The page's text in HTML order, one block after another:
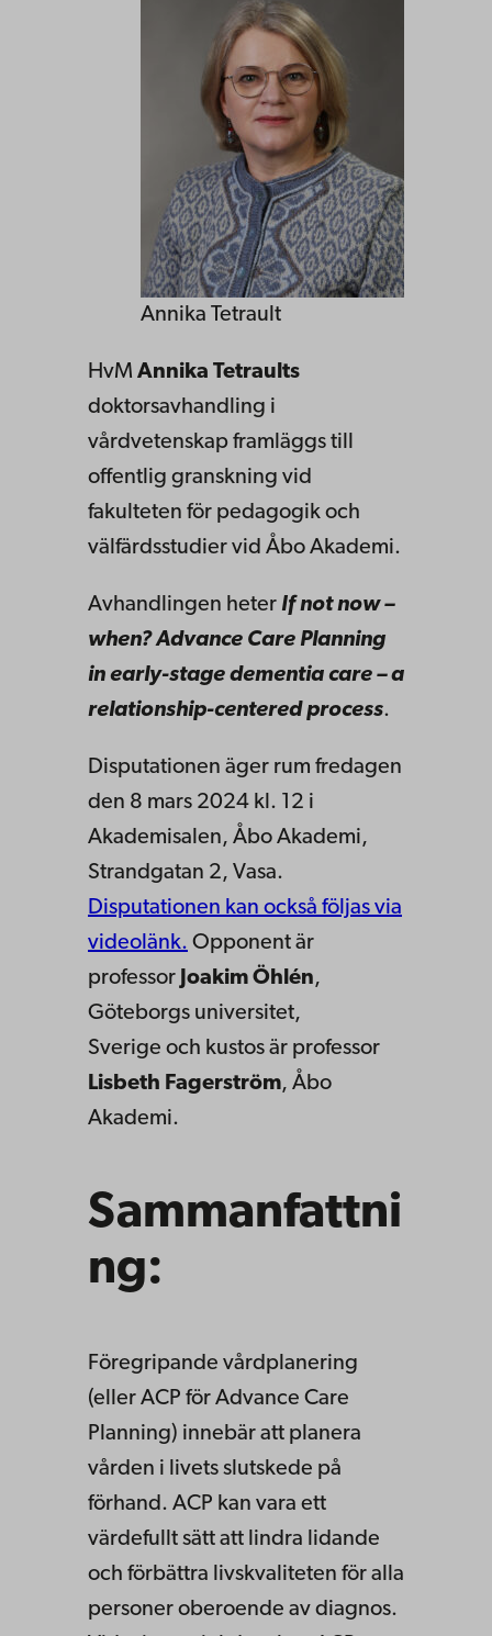
Annika Tetrault
HvM Annika Tetraults
doktorsavhandling i
vårdvetenskap framläggs till
offentlig granskning vid
fakulteten för pedagogik och
välfärdsstudier vid Åbo Akademi.
Avhandlingen heter If not now –
when? Advance Care Planning
in early-stage dementia care – a
relationship-centered process.
Disputationen äger rum fredagen
den 8 mars 2024 kl. 12 i
Akademisalen, Åbo Akademi,
Strandgatan 2, Vasa.
Disputationen kan också följas via
videolänk. Opponent är
professor Joakim Öhlén,
Göteborgs universitet,
Sverige och kustos är professor
Lisbeth Fagerström, Åbo
Akademi.
Sammanfattni
ng:
Föregripande vårdplanering
(eller ACP för Advance Care
Planning) innebär att planera
vården i livets slutskede på
förhand. ACP kan vara ett
värdefullt sätt att lindra lidande
och förbättra livskvaliteten för alla
personer oberoende av diagnos.